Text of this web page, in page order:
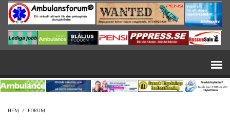
Hoppa till huvudinnehåll
HEM / FORUM